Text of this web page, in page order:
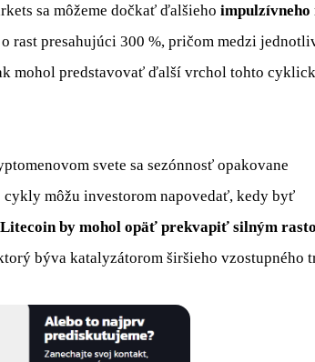
sa môžeme dočkať ďalšieho impulzívneho
rast presahujúci 300 %, pričom medzi
mohol predstavovať ďalší vrchol tohto
svete sa sezónnosť opakovane
môžu investorom napovedať, kedy byť
Litecoin by mohol opäť prekvapiť silným
býva katalyzátorom širšieho vzostupného